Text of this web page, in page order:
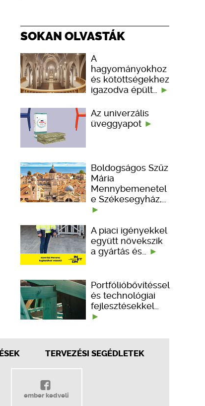
SOKAN OLVASTÁK
A
hagyományokhoz
és kötöttségekhez
igazodva épült…
Az univerzális
üveggyapot
Boldogságos Szűz
Mária
Mennybemenetel
e Székesegyház,…
A piaci igényekkel
együtt növekszik
a gyártás és…
Portfólióbővítéssel
és technológiai
fejlesztésekkel…
TERVEZÉSI SEGÉDLETEK
ember kedveli